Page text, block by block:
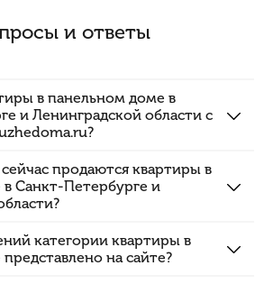
и ответы
в панельном доме в
и Ленинградской области с
продаются квартиры в
Санкт-Петербурге и
категории квартиры в
на сайте?